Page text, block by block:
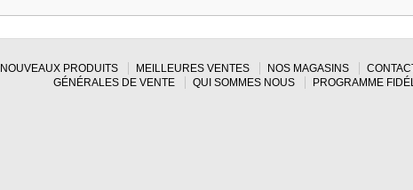
NOUVEAUX PRODUITS MEILLEURES VENTES NOS MAGASINS
GÉNÉRALES DE VENTE
QUI SOMMES NOUS PROGRAMME